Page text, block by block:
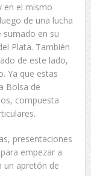
en el mismo
de una lucha
sumado en su
Plata. También
de este lado,
Ya que estas
Bolsa de
compuesta
presentaciones
empezar a
un apretón de